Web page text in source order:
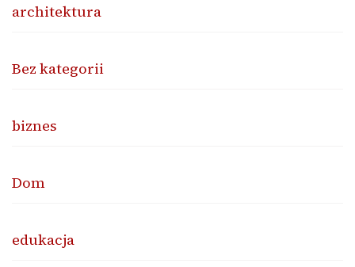
architektura
Bez kategorii
biznes
Dom
edukacja